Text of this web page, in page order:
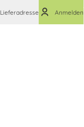
Lieferadresse Anmelden